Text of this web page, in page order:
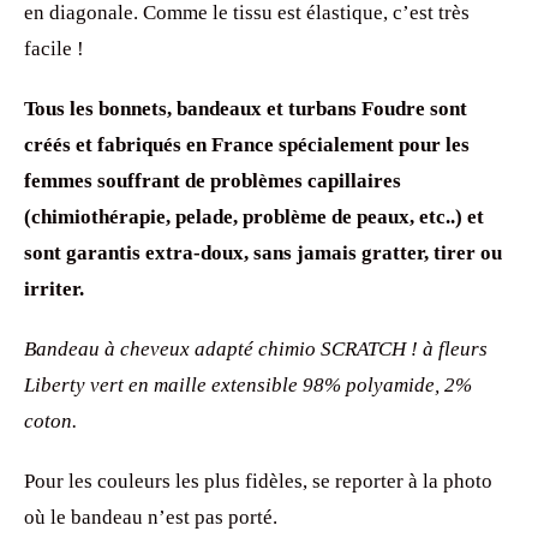
en diagonale. Comme le tissu est élastique, c’est très
facile !
Tous les bonnets, bandeaux et turbans Foudre sont
créés et fabriqués en France spécialement pour les
femmes souffrant de problèmes capillaires
(chimiothérapie, pelade, problème de peaux, etc..) et
sont garantis extra-doux, sans jamais gratter, tirer ou
irriter.
Bandeau à cheveux adapté chimio SCRATCH ! à fleurs
Liberty vert en maille extensible 98% polyamide, 2%
coton.
Pour les couleurs les plus fidèles, se reporter à la photo
où le bandeau n’est pas porté.